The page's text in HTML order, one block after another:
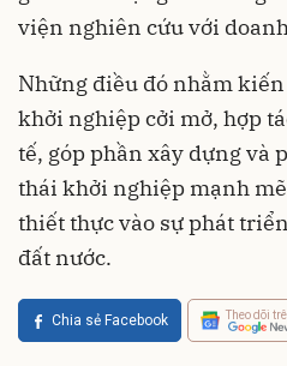
viện nghiên cứu với
Những điều đó nhằm
khởi nghiệp cởi mở, hợp
tế, góp phần xây dựng và
thái khởi nghiệp mạnh
thiết thực vào sự phát
đất nước.
Chia sẻ Facebook Theo dõi